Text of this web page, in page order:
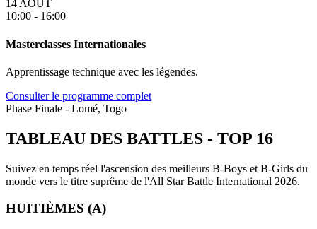
14 AOÛT
10:00 - 16:00
Masterclasses Internationales
Apprentissage technique avec les légendes.
Consulter le programme complet
Phase Finale - Lomé, Togo
TABLEAU DES BATTLES - TOP 16
Suivez en temps réel l'ascension des meilleurs B-Boys et B-Girls du
monde vers le titre suprême de l'All Star Battle International 2026.
HUITIÈMES (A)